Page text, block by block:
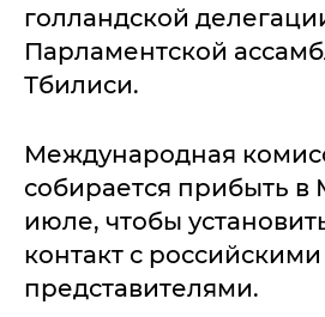
голландской
Парламентской
Тбилиси.
Международная
собирается прибыть в
июле, чтобы
контакт с российскими
представителями.